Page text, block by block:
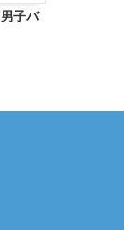
子バ